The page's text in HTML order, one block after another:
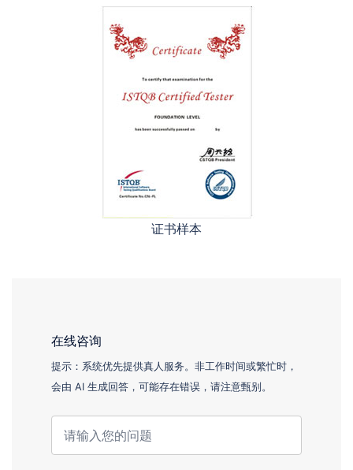
证书样本
在线咨询
提示：系统优先提供真人服务。非工作时间或繁忙时，
会由 AI 生成回答，可能存在错误，请注意甄别。